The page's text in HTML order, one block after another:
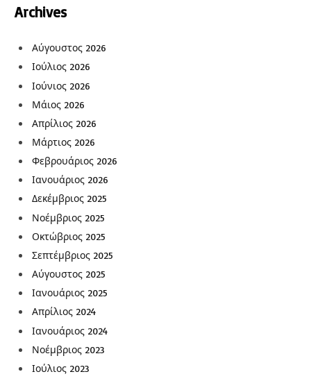
Archives
Αύγουστος 2026
Ιούλιος 2026
Ιούνιος 2026
Μάιος 2026
Απρίλιος 2026
Μάρτιος 2026
Φεβρουάριος 2026
Ιανουάριος 2026
Δεκέμβριος 2025
Νοέμβριος 2025
Οκτώβριος 2025
Σεπτέμβριος 2025
Αύγουστος 2025
Ιανουάριος 2025
Απρίλιος 2024
Ιανουάριος 2024
Νοέμβριος 2023
Ιούλιος 2023